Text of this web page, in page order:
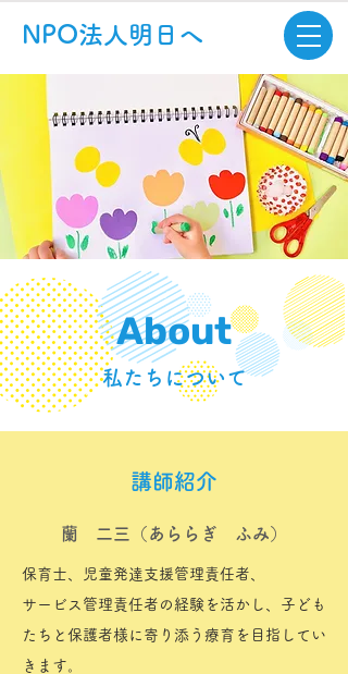
NPO法人明日へ
​About
私たちについて
講師紹介
蘭 二三（あららぎ ふみ）
保育士、児童発達支援管理責任者、
サービス管理責任者の経験を活かし、子ども
たちと保護者様に寄り添う療育を目指してい
きます。